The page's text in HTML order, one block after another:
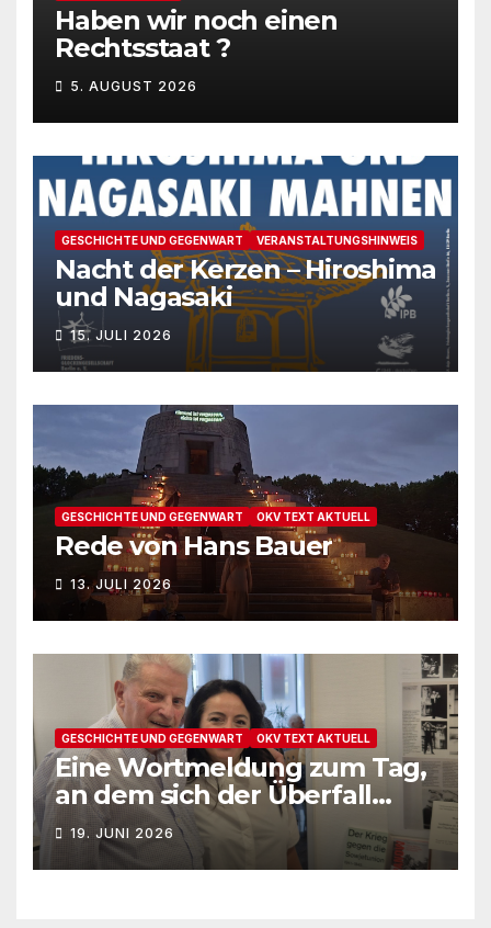
Haben wir noch einen
Rechtsstaat ?
5. AUGUST 2026
GESCHICHTE UND GEGENWART VERANSTALTUNGSHINWEIS
Nacht der Kerzen – Hiroshima
und Nagasaki
15. JULI 2026
GESCHICHTE UND GEGENWART OKV TEXT AKTUELL
Rede von Hans Bauer
13. JULI 2026
GESCHICHTE UND GEGENWART OKV TEXT AKTUELL
Eine Wortmeldung zum Tag,
an dem sich der Überfall
Deutschlands auf die UdSSR
1941 zum 85. Male jährt
19. JUNI 2026